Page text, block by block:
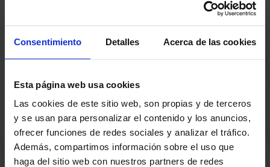
Consentimiento Detalles Acerca de las cookies
Esta página web usa cookies
Las cookies de este sitio web, son propias y de terceros
y se usan para personalizar el contenido y los anuncios,
ofrecer funciones de redes sociales y analizar el tráfico.
Además, compartimos información sobre el uso que
haga del sitio web con nuestros partners de redes
BERRIAK
SARRERAK
ABONATUAK
EGUTEGIA
Egin bat gure harmaila birtualarekin eta izan lehena klubaren
azken albiste eta promozioen berri izaten.
Baskoniaren Pribatutasun politika irakurri eta onartzen dut eta
Baskoniaren jarduerei, produktuei, zerbitzuei, lehiaketei, eskaintzei
eta/edo sustapenei buruzko komunikazio elektronikoak jaso nahi ditut.
DENDA OFIZIALA BASKONIA
SARRERAK